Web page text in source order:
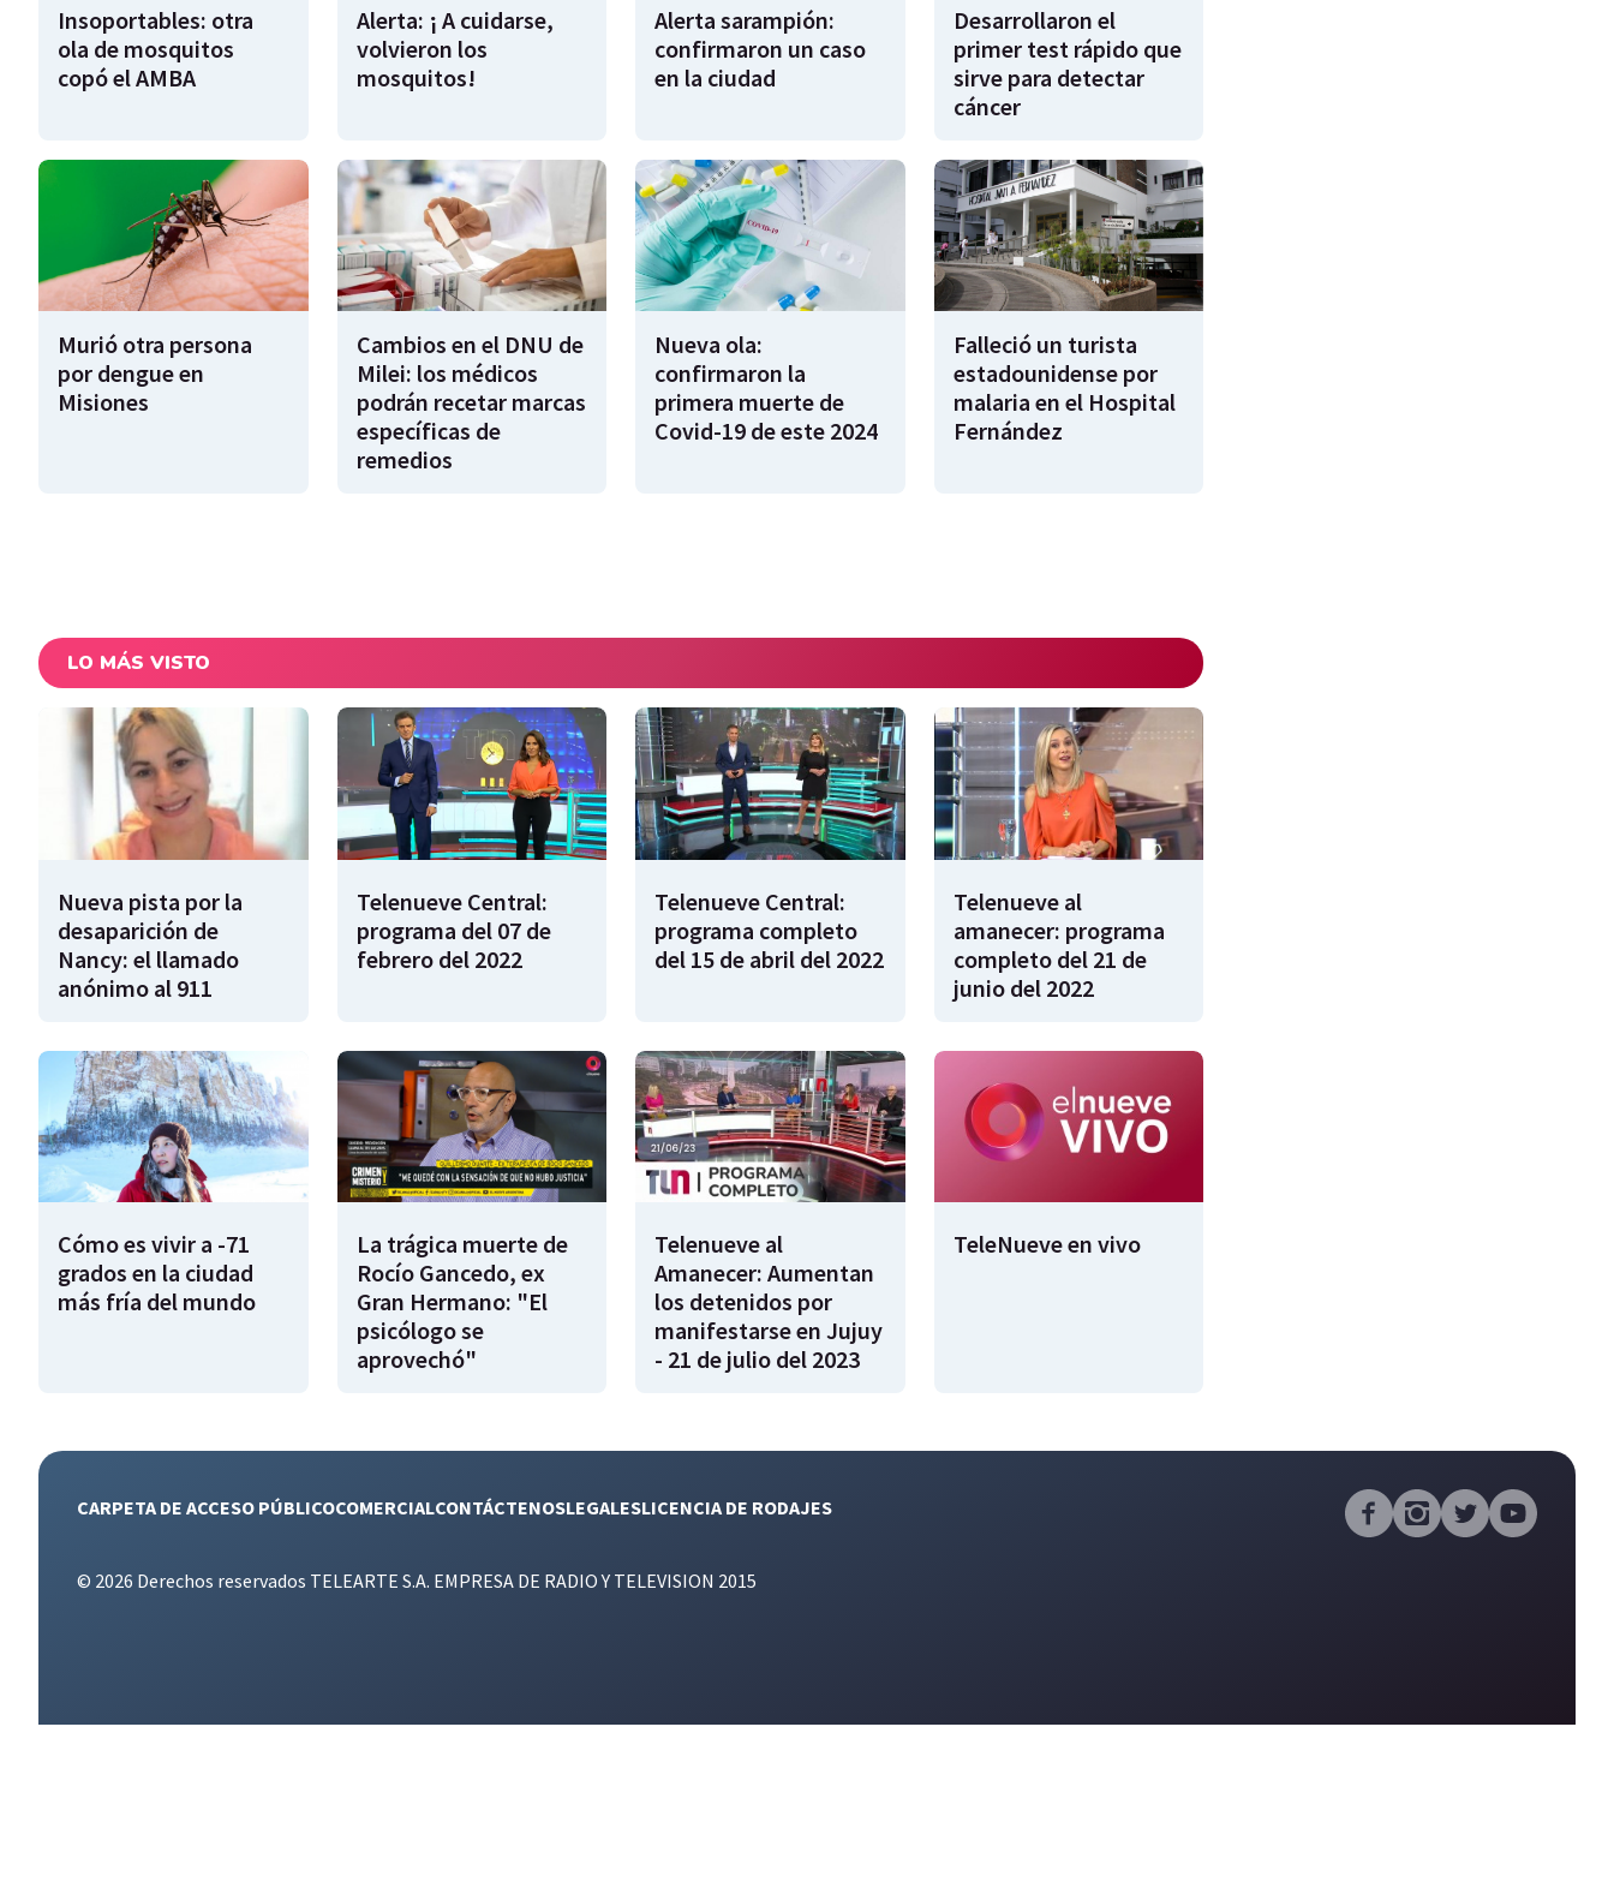
Insoportables: otra
ola de mosquitos
copó el AMBA
Alerta: ¡ A cuidarse,
volvieron los
mosquitos!
Alerta sarampión:
confirmaron un caso
en la ciudad
Desarrollaron el
primer test rápido que
sirve para detectar
cáncer
Murió otra persona
por dengue en
Misiones
Cambios en el DNU de
Milei: los médicos
podrán recetar marcas
específicas de
remedios
Nueva ola:
confirmaron la
primera muerte de
Covid-19 de este 2024
Falleció un turista
estadounidense por
malaria en el Hospital
Fernández
LO MÁS VISTO
Nueva pista por la
desaparición de
Nancy: el llamado
anónimo al 911
Telenueve Central:
programa del 07 de
febrero del 2022
Telenueve Central:
programa completo
del 15 de abril del 2022
Telenueve al
amanecer: programa
completo del 21 de
junio del 2022
Cómo es vivir a -71
grados en la ciudad
más fría del mundo
La trágica muerte de
Rocío Gancedo, ex
Gran Hermano: "El
psicólogo se
aprovechó"
Telenueve al
Amanecer: Aumentan
los detenidos por
manifestarse en Jujuy
- 21 de julio del 2023
TeleNueve en vivo
CARPETA DE ACCESO PÚBLICOCOMERCIALCONTÁCTENOSLEGALESLICENCIA DE RODAJES
© 2026 Derechos reservados TELEARTE S.A. EMPRESA DE RADIO Y TELEVISION 2015